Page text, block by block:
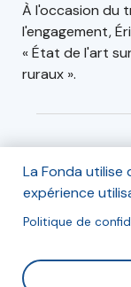
À l'occasion du
l'engagement,
« État de l'art
ruraux ».
Informations
Le 4 décembre
La Fonda utilise
expérience
Politique de